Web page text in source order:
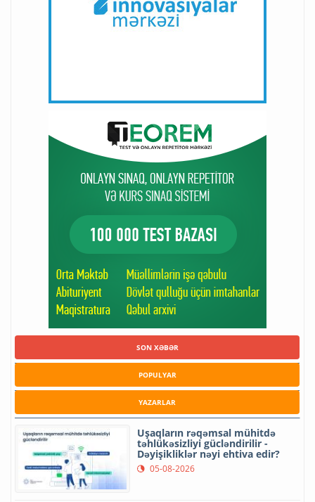
SON XƏBƏR
POPULYAR
YAZARLAR
Uşaqların rəqəmsal mühitdə
təhlükəsizliyi gücləndirilir -
Dəyişikliklər nəyi ehtiva edir?
05-08-2026